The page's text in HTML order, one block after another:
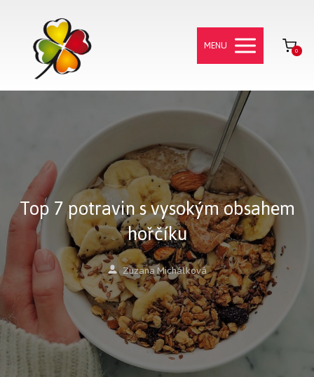
MENU 0
Top 7 potravin s vysokým obsahem
hořčíku
Zuzana Michálková